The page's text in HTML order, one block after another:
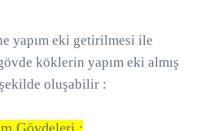
yapım eki getirilmesi ile
köklerin yapım eki almış
oluşabilir :
Gövdeleri :